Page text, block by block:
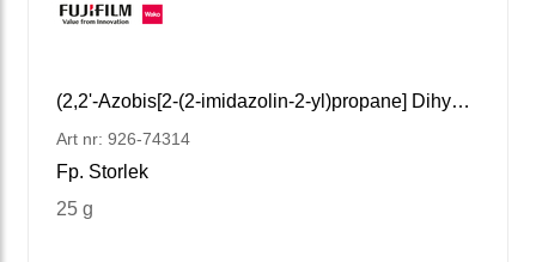
(2,2'-Azobis[2-(2-imidazolin-2-yl)propane] Dihydrochloride
Art nr: 926-74314
Fp. Storlek
25 g